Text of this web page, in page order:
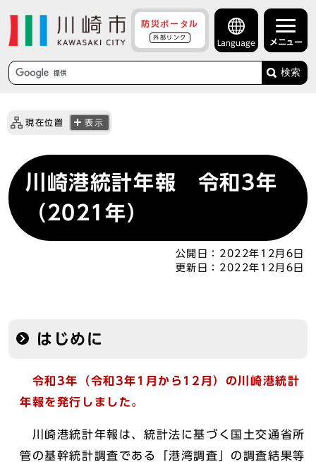
防災ポータル
外部リンク
Language メニュー
検索
現在位置 表示
川崎港統計年報 令和3年
（2021年）
公開日： 2022年12月6日
更新日： 2022年12月6日
はじめに
令和3年（令和3年1月から12月）の川崎港統計
年報を発行しました。
川崎港統計年報は、統計法に基づく国土交通省所
管の基幹統計調査である「港湾調査」の調査結果等